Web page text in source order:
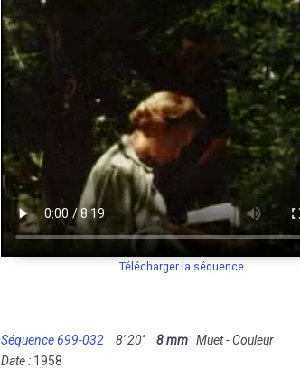
Télécharger la séquence
Séquence 699-032 8' 20'' 8 mm Muet - Couleur
Date : 1958